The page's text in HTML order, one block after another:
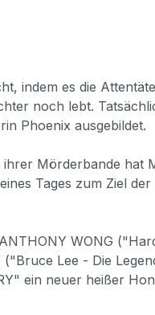
indem es die
noch lebt.
Phoenix ausgebildet.
Mörderbande hat
Tages zum Ziel der
WONG
Lee - Die
ein neuer heißer